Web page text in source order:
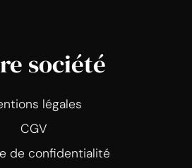
société
légales
CGV
de confidentialité